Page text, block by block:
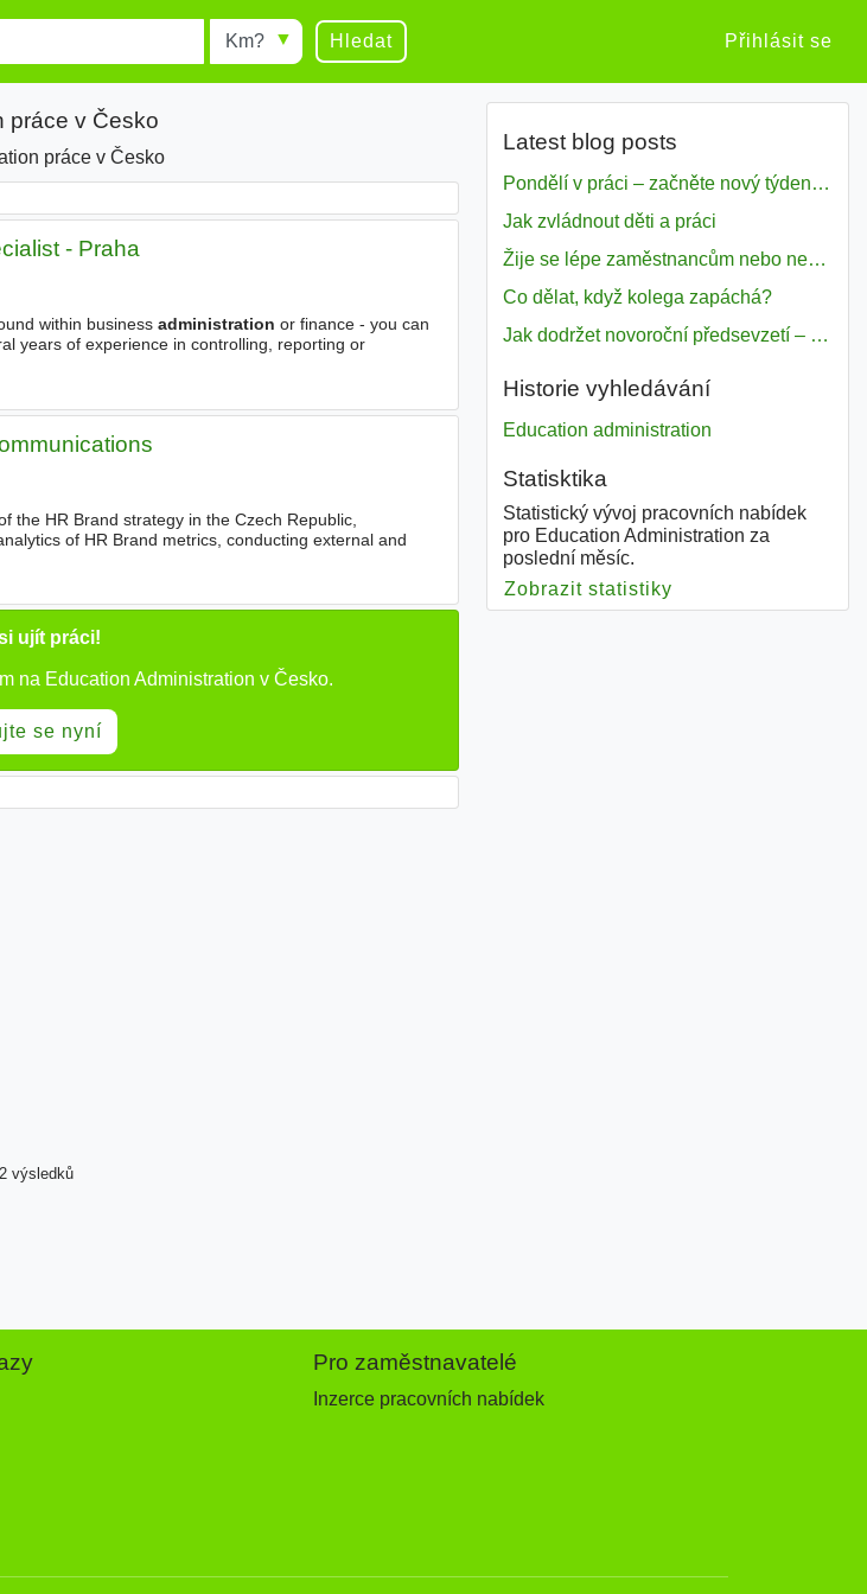
Radius Hledat Přihlásit se
práce v Česko
práce v Česko
- Praha
within business administration or finance - you can
years of experience in controlling, reporting or
the HR Brand strategy in the Czech Republic,
of HR Brand metrics, conducting external and
ujít práci!
na Education Administration v Česko.
se nyní
výsledků
Latest blog posts
Pondělí v práci – začněte nový týden s motivací
Jak zvládnout děti a práci
Žije se lépe zaměstnancům nebo nezavislým pracovníkům
Co dělat, když kolega zapáchá?
Jak dodržet novoroční předsevzetí – naše tipy pro dobrý začátek roku 2018
Historie vyhledávání
Education administration
Statisktika
Statistický vývoj pracovních nabídek
pro Education Administration za
poslední měsíc.
Zobrazit statistiky
Pro zaměstnavatelé
Inzerce pracovních nabídek